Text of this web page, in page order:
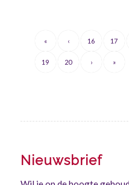
« ‹ 16 17
19 20 › »
Nieuwsbrief